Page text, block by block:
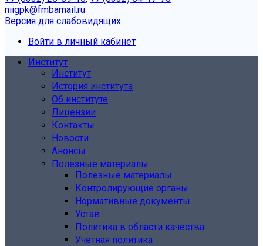
niigpk@fmbamail.ru
Версия для слабовидящих
Войти в личный кабинет
Институт
Институт
История института
Об институте
Лицензии
Контакты
Новости
Анонсы
Полезные материалы
Полезные материалы
Контролирующие органы
Нормативные документы
Устав
Политика в области качества
Учетная политика